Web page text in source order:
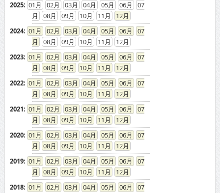
2025: 01 02 03 04 05 06
07
08
09 10 11
12
2024: 01 02 03 04 05 06
07
08
09 10 11
12
2023: 01 02 03 04 05 06
07
08
09 10 11
12
2022: 01 02 03 04 05 06
07
08
09 10 11
12
2021: 01 02 03 04 05 06
07
08
09 10 11
12
2020: 01 02 03 04 05 06
07
08
09 10 11
12
2019: 01 02 03 04 05 06
07
08
09 10 11
12
2018: 01 02 03 04 05 06
07